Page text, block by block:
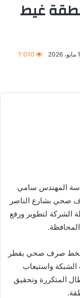
غيط
1٬010
المهندس سامي
صحي بشارع الناصر
لتطوير ورفع
لخط صرف صحي بقطر
الشبكة واستيعاب
المتكررة وتحقيق